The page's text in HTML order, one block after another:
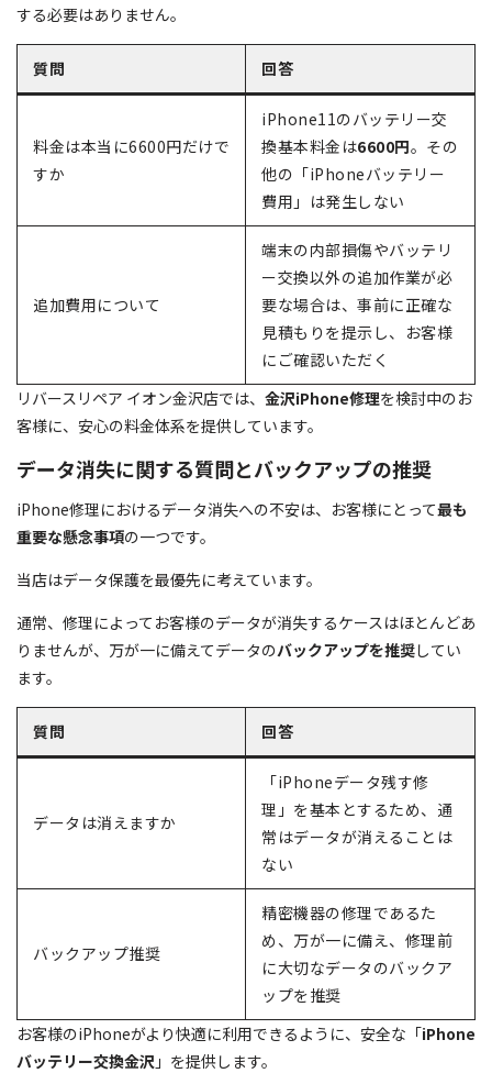
する必要はありません。
質問 回答
料金は本当に6600円だけで
すか
iPhone11のバッテリー交
換基本料金は6600円。その
他の「iPhoneバッテリー
費用」は発生しない
追加費用について
端末の内部損傷やバッテリ
ー交換以外の追加作業が必
要な場合は、事前に正確な
見積もりを提示し、お客様
にご確認いただく
リバースリペア イオン金沢店では、 金沢iPhone修理を検討中のお
客様に、安心の料金体系を提供しています。
データ消失に関する質問とバックアップの推奨
iPhone修理におけるデータ消失への不安は、お客様にとって最も
重要な懸念事項の一つです。
当店はデータ保護を最優先に考えています。
通常、修理によってお客様のデータが消失するケースはほとんどあ
りませんが、万が一に備えてデータのバックアップを推奨してい
ます。
質問 回答
データは消えますか
「iPhoneデータ残す修
理」を基本とするため、通
常はデータが消えることは
ない
バックアップ推奨
精密機器の修理であるた
め、万が一に備え、修理前
に大切なデータのバックア
ップを推奨
お客様のiPhoneがより快適に利用できるように、安全な「iPhone
バッテリー交換金沢 」を提供します。